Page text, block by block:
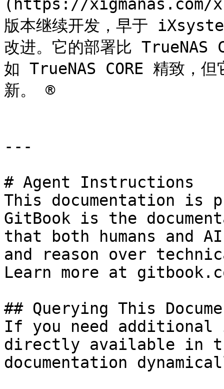
(https://xigmanas.com/
版本继续开发，早于
改进。它的部署比 TrueNAS
如 TrueNAS CORE 精致，但
新。 ®
---
# Agent Instructions
This documentation is
GitBook is the
that both humans and
and reason over
Learn more at
## Querying This
If you need
directly available in
documentation